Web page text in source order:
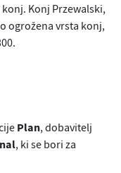
Konj Przewalski,
ogrožena vrsta konj,
Plan, dobavitelj
, ki se bori za